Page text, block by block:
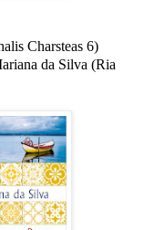
Charsteas 6)
da Silva (Ria